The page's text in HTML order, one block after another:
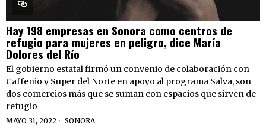
Hay 198 empresas en Sonora como centros de
refugio para mujeres en peligro, dice María
Dolores del Río
El gobierno estatal firmó un convenio de colaboración con
Caffenio y Super del Norte en apoyo al programa Salva, son
dos comercios más que se suman con espacios que sirven de
refugio
MAYO 31, 2022 SONORA